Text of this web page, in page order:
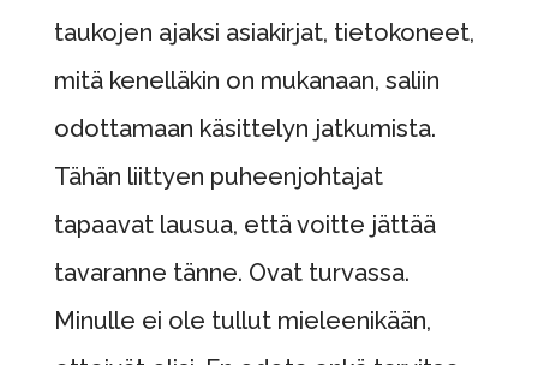
taukojen ajaksi asiakirjat, tietokoneet,
mitä kenelläkin on mukanaan, saliin
odottamaan käsittelyn jatkumista.
Tähän liittyen puheenjohtajat
tapaavat lausua, että voitte jättää
tavaranne tänne. Ovat turvassa.
Minulle ei ole tullut mieleenikään,